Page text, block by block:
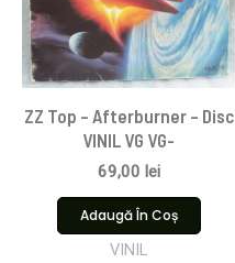
ZZ Top – Afterburner – Disc
VINIL VG VG-
69,00 lei
Adaugă În Coș
VINIL